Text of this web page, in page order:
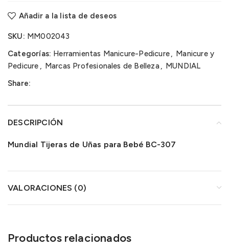
Añadir a la lista de deseos
SKU: MM002043
Categorías: Herramientas Manicure-Pedicure, Manicure y
Pedicure , Marcas Profesionales de Belleza, MUNDIAL
Share:
DESCRIPCIÓN
Mundial Tijeras de Uñas para Bebé BC-307
VALORACIONES (0)
Productos relacionados